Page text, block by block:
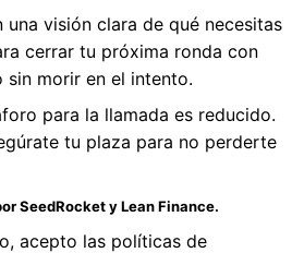
visión clara de qué necesitas
cerrar tu próxima ronda con
morir en el intento.
para la llamada es reducido.
tu plaza para no perderte
SeedRocket y Lean Finance.
acepto las políticas de